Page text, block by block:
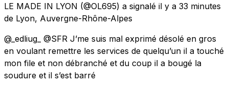
LE MADE IN LYON (@OL695) a signalé il y a 33 minutes
de Lyon, Auvergne-Rhône-Alpes
@_edliug_ @SFR J’me suis mal exprimé désolé en gros
en voulant remettre les services de quelqu’un il a touché
mon file et non débranché et du coup il a bougé la
soudure et il s’est barré